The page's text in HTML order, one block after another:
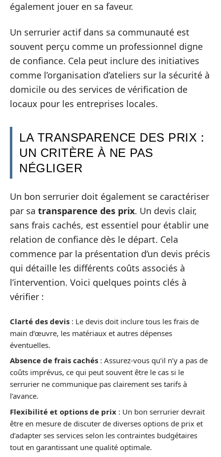
également jouer en sa faveur.
Un serrurier actif dans sa communauté est
souvent perçu comme un professionnel digne
de confiance. Cela peut inclure des initiatives
comme l’organisation d’ateliers sur la sécurité à
domicile ou des services de vérification de
locaux pour les entreprises locales.
LA TRANSPARENCE DES PRIX :
UN CRITÈRE À NE PAS
NÉGLIGER
Un bon serrurier doit également se caractériser
par sa transparence des prix. Un devis clair,
sans frais cachés, est essentiel pour établir une
relation de confiance dès le départ. Cela
commence par la présentation d’un devis précis
qui détaille les différents coûts associés à
l’intervention. Voici quelques points clés à
vérifier :
Clarté des devis : Le devis doit inclure tous les frais de
main d’œuvre, les matériaux et autres dépenses
éventuelles.
Absence de frais cachés : Assurez-vous qu’il n’y a pas de
coûts imprévus, ce qui peut souvent être le cas si le
serrurier ne communique pas clairement ses tarifs à
l’avance.
Flexibilité et options de prix : Un bon serrurier devrait
être en mesure de discuter de diverses options de prix et
d’adapter ses services selon les contraintes budgétaires
tout en garantissant une qualité optimale.